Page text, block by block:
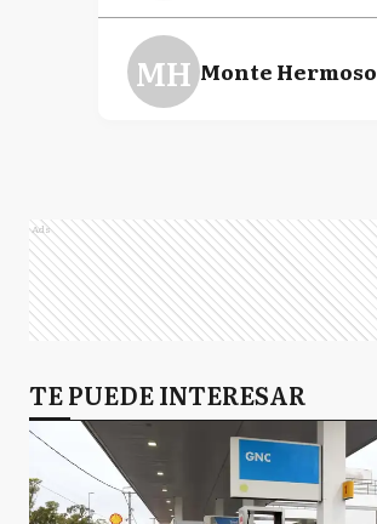
MH Monte Hermoso
BA Buenos Aires
Ads
TE PUEDE INTERESAR